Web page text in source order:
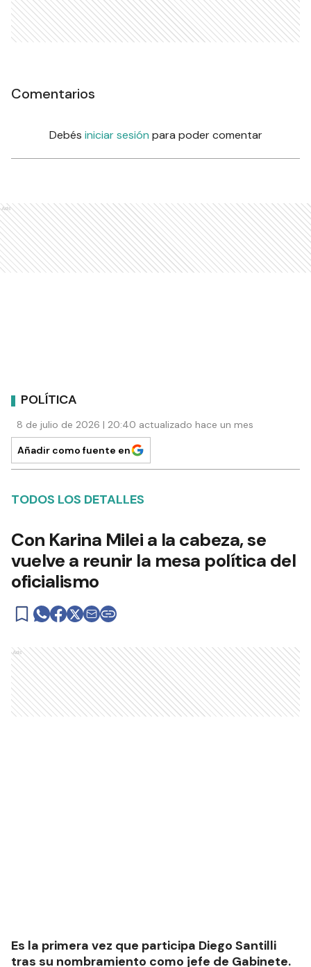
Comentarios
Debés iniciar sesión para poder comentar
Ads
POLÍTICA
8 de julio de 2026 | 20:40 actualizado hace un mes
Añadir como fuente en
TODOS LOS DETALLES
Con Karina Milei a la cabeza, se
vuelve a reunir la mesa política del
oficialismo
Ads
Es la primera vez que participa Diego Santilli
tras su nombramiento como jefe de Gabinete.